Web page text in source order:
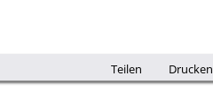
Teilen Drucken